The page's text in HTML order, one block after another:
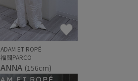
ADAM ET ROPÉ
福岡PARCO
ANNA (156cm)